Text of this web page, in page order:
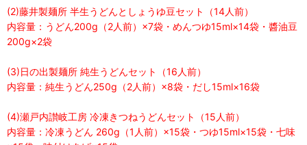
(2)藤井製麺所 半生うどんとしょうゆ豆セット（14人前）
内容量：うどん200g（2人前）×7袋・めんつゆ15ml×14袋・醬油豆
200g×2袋
(3)日の出製麺所 純生うどんセット（16人前）
内容量：純生うどん250g（2人前）×8袋・だし15ml×16袋
(4)瀬戸内讃岐工房 冷凍きつねうどんセット（15人前）
内容量：冷凍うどん 260g（1人前）×15袋・つゆ15ml×15袋・七味